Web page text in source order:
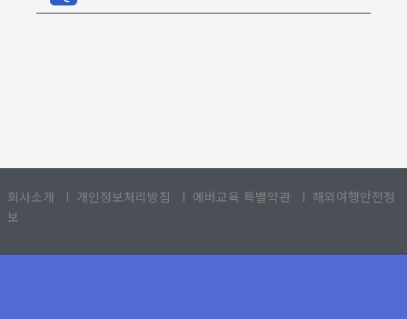
회사소개 Ι 개인정보처리방침 Ι 에버교육 특별약관 Ι 해외여행안전정
보